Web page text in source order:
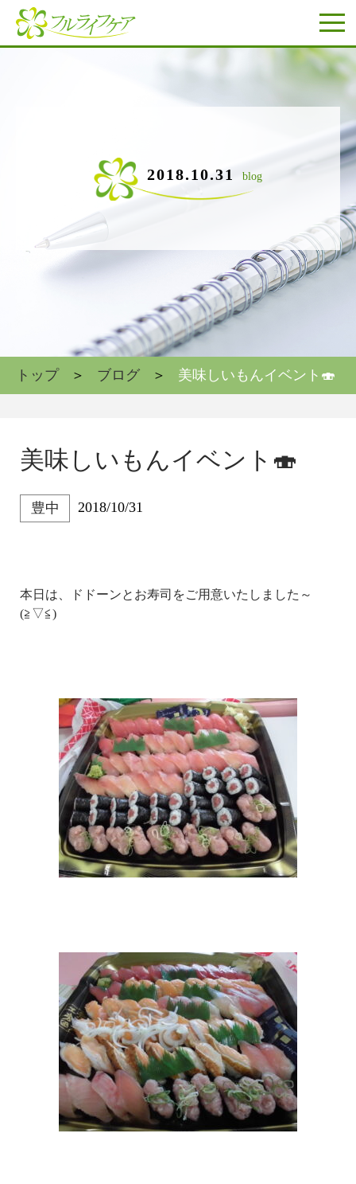
2018.10.31 blog
トップ ブログ 美味しいもんイベント🍣
美味しいもんイベント🍣
豊中 2018/10/31
本日は、ドドーンとお寿司をご用意いたしました～
(≧▽≦)